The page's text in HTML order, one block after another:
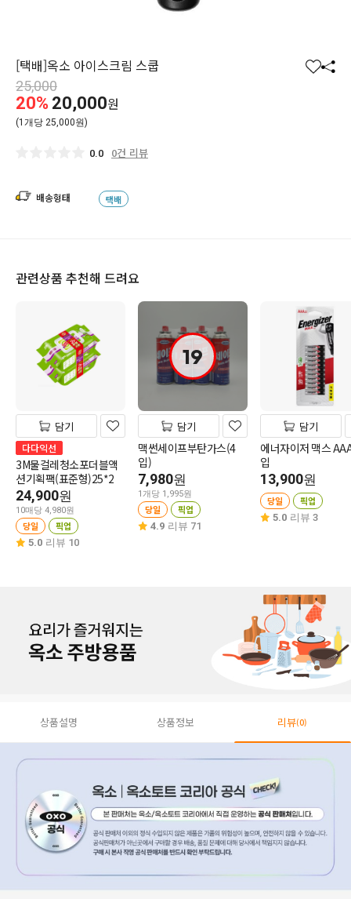
[택배]옥소 아이스크림 스쿱
찜 공
25,000
20% 20,000원
(1개당 25,000원)
0.0 0건 리뷰
배송형태 택배
관련상품 추천해 드려요
담기
다다익선
3M물걸레청소포더블액
션기획팩(표준형)25*2
24,900원
10매당 4,980원
당일 픽업
5.0 리뷰 10
19
담기
맥썬세이프부탄가스(4
입)
7,980원
1개당 1,995원
당일 픽업
4.9 리뷰 71
담기
에너자이저 맥스
입
13,900원
당일 픽업
5.0 리뷰 3
상품설명 상품정보 리뷰(0)